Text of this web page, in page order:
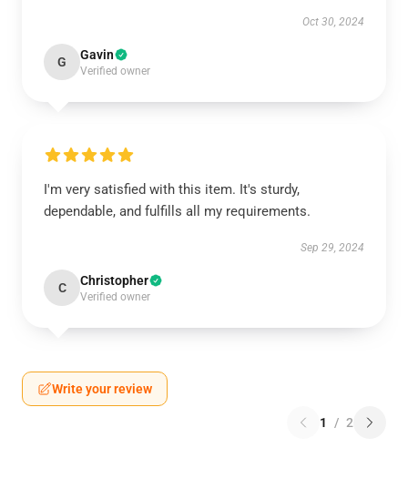
Oct 30, 2024
G Gavin
Verified owner
I'm very satisfied with this item. It's sturdy,
dependable, and fulfills all my requirements.
Sep 29, 2024
C Christopher
Verified owner
Write your review
1 / 2